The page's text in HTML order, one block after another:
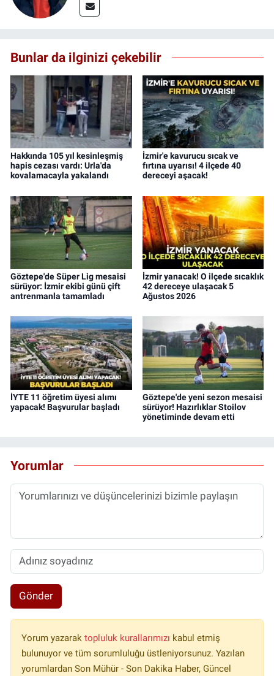
Bunlar da ilginizi çekebilir
Hakkında 105 yıl kesinleşmiş
hapis cezası vardı: Urla'da
kovalamacayla yakalandı
İzmir'e kavurucu sıcak ve
fırtına uyarısı! 4 ilçede 40
dereceyi aşacak!
Göztepe'de Süper Lig mesaisi
sürüyor: İzmir ekibi günü çift
antrenmanla tamamladı
İzmir yanacak! O ilçede sıcaklık
42 dereceye ulaşacak 5
Ağustos 2026
İYTE 11 öğretim üyesi alımı
yapacak! Başvurular başladı
Göztepe'de yeni sezon mesaisi
sürüyor! Hazırlıklar Stoilov
yönetiminde devam etti
Yorumlar
Gönder
Yorum yazarak topluluk kurallarımızı kabul etmiş
bulunuyor ve tüm sorumluluğu üstleniyorsunuz. Yazılan
yorumlardan Son Mühür - Son Dakika Haber, Güncel